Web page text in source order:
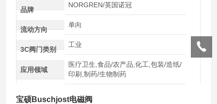
品牌
NORGREN/英国诺冠
流动方向
单向
3C阀门类别
工业
应用领域
医疗卫生,食品/农产品,化工,包装/造纸/
印刷,制药/生物制药
宝硕Buschjost电磁阀